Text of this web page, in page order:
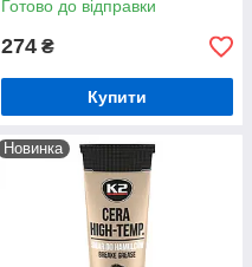
Готово до відправки
274 ₴
Купити
Новинка